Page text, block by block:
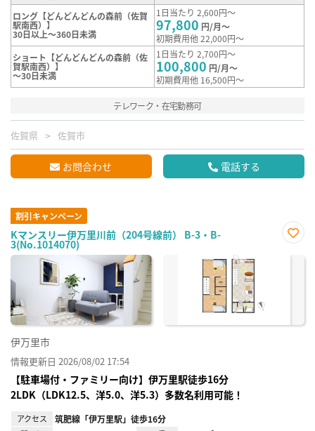
ロング【どんどんどんの森前（佐賀
駅南西）】
30日以上～360日未満
1日当たり 2,600円～
97,800 円/月～
初期費用他 22,000円～
ショート【どんどんどんの森前（佐
賀駅南西）】
～30日未満
1日当たり 2,700円～
100,800 円/月～
初期費用他 16,500円～
テレワーク・在宅勤務可
佐賀県 佐賀市
お問合わせ 電話する
割引キャンペーン
Kマンスリー伊万里川前（204号線前） B-3・B-
3(No.1014070)
に入
伊万里市
情報更新日 2026/08/02 17:54
【駐車場付・ファミリー向け】伊万里駅徒歩16分
2LDK（LDK12.5、洋5.0、洋5.3）多数名利用可能！
アクセス 筑肥線「伊万里駅」徒歩16分